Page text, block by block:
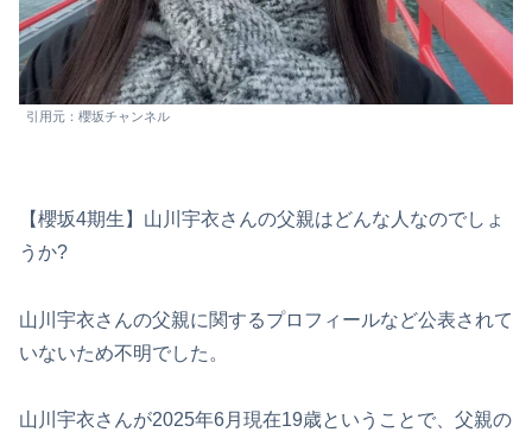
引用元：櫻坂チャンネル
【櫻坂4期生】山川宇衣さんの父親はどんな人なのでしょ
うか?
山川宇衣さんの父親に関するプロフィールなど公表されて
いないため不明でした。
山川宇衣さんが2025年6月現在19歳ということで、父親の